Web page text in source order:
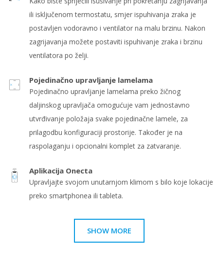
ili isključenom termostatu, smjer ispuhivanja zraka je
postavljen vodoravno i ventilator na malu brzinu. Nakon
zagrijavanja možete postaviti ispuhivanje zraka i brzinu
ventilatora po želji.
Pojedinačno upravljanje lamelama
Pojedinačno upravljanje lamelama preko žičnog
daljinskog upravljača omogućuje vam jednostavno
utvrđivanje položaja svake pojedinačne lamele, za
prilagodbu konfiguraciji prostorije. Također je na
raspolaganju i opcionalni komplet za zatvaranje.
Aplikacija Onecta
Upravljajte svojom unutarnjom klimom s bilo koje lokacije
preko smartphonea ili tableta.
SHOW MORE